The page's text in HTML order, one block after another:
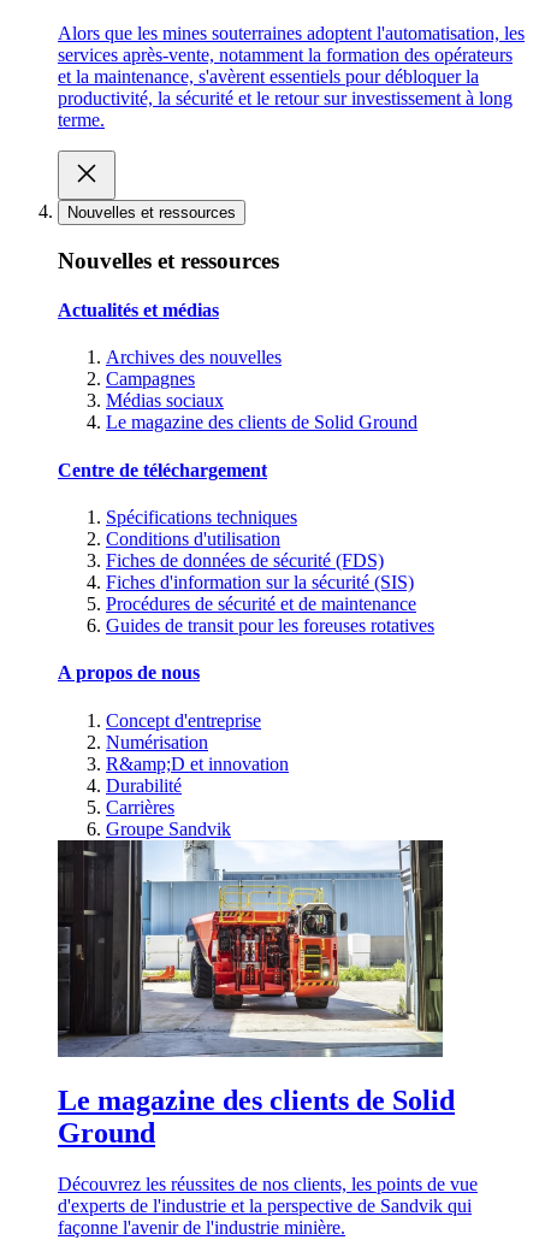
Alors que les mines souterraines adoptent l'automatisation, les
services après-vente, notamment la formation des opérateurs
et la maintenance, s'avèrent essentiels pour débloquer la
productivité, la sécurité et le retour sur investissement à long
terme.
Nouvelles et ressources
Nouvelles et ressources
Actualités et médias
Archives des nouvelles
Campagnes
Médias sociaux
Le magazine des clients de Solid Ground
Centre de téléchargement
Spécifications techniques
Conditions d'utilisation
Fiches de données de sécurité (FDS)
Fiches d'information sur la sécurité (SIS)
Procédures de sécurité et de maintenance
Guides de transit pour les foreuses rotatives
A propos de nous
Concept d'entreprise
Numérisation
R&amp;D et innovation
Durabilité
Carrières
Groupe Sandvik
Le magazine des clients de Solid
Ground
Découvrez les réussites de nos clients, les points de vue
d'experts de l'industrie et la perspective de Sandvik qui
façonne l'avenir de l'industrie minière.